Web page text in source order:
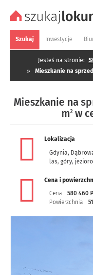
Szukaj Inwestycje
Jesteś na stronie:
»
Mieszkanie na
Mieszkanie na
m2w
Lokalizacja
Gdynia,
las, góry,
Cena i
Cena
580 460
Powierzchnia